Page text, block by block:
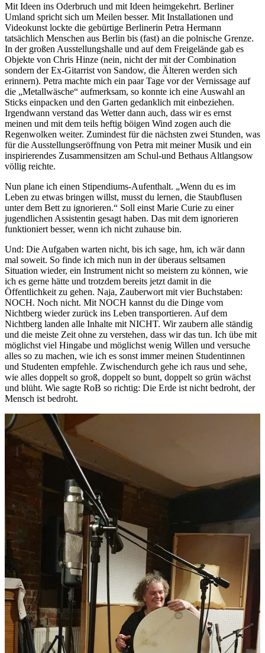
Mit Ideen ins Oderbruch und mit Ideen heimgekehrt. Berliner
Umland spricht sich um Meilen besser. Mit Installationen und
Videokunst lockte die gebürtige Berlinerin Petra Hermann
tatsächlich Menschen aus Berlin bis (fast) an die polnische Grenze.
In der großen Ausstellungshalle und auf dem Freigelände gab es
Objekte von Chris Hinze (nein, nicht der mit der Combination
sondern der Ex-Gitarrist von Sandow, die Älteren werden sich
erinnern). Petra machte mich ein paar Tage vor der Vernissage auf
die „Metallwäsche“ aufmerksam, so konnte ich eine Auswahl an
Sticks einpacken und den Garten gedanklich mit einbeziehen.
Irgendwann verstand das Wetter dann auch, dass wir es ernst
meinen und mit dem teils heftig böigen Wind zogen auch die
Regenwolken weiter. Zumindest für die nächsten zwei Stunden, was
für die Ausstellungseröffnung von Petra mit meiner Musik und ein
inspirierendes Zusammensitzen am Schul-und Bethaus Altlangsow
völlig reichte.
Nun plane ich einen Stipendiums-Aufenthalt. „Wenn du es im
Leben zu etwas bringen willst, musst du lernen, die Staubflusen
unter dem Bett zu ignorieren.“ Soll einst Marie Curie zu einer
jugendlichen Assistentin gesagt haben. Das mit dem ignorieren
funktioniert besser, wenn ich nicht zuhause bin.
Und: Die Aufgaben warten nicht, bis ich sage, hm, ich wär dann
mal soweit. So finde ich mich nun in der überaus seltsamen
Situation wieder, ein Instrument nicht so meistern zu können, wie
ich es gerne hätte und trotzdem bereits jetzt damit in die
Öffentlichkeit zu gehen. Naja, Zauberwort mit vier Buchstaben:
NOCH. Noch nicht. Mit NOCH kannst du die Dinge vom
Nichtberg wieder zurück ins Leben transportieren. Auf dem
Nichtberg landen alle Inhalte mit NICHT. Wir zaubern alle ständig
und die meiste Zeit ohne zu verstehen, dass wir das tun. Ich übe mit
möglichst viel Hingabe und möglichst wenig Willen und versuche
alles so zu machen, wie ich es sonst immer meinen Studentinnen
und Studenten empfehle. Zwischendurch gehe ich raus und sehe,
wie alles doppelt so groß, doppelt so bunt, doppelt so grün wächst
und blüht. Wie sagte RoB so richtig: Die Erde ist nicht bedroht, der
Mensch ist bedroht.